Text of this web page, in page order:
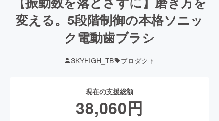
変える。5段階制御の本格ソニッ
ク電動歯ブラシ
SKYHIGH_TB プロダクト
現在の支援総額
38,060円